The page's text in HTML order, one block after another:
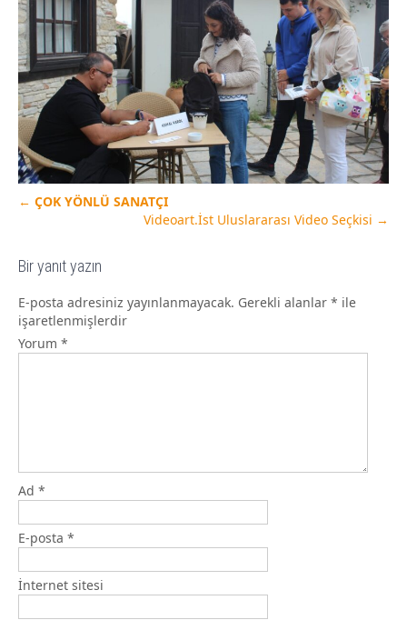
← ÇOK YÖNLÜ SANATÇI
Videoart.İst Uluslararası Video Seçkisi →
Bir yanıt yazın
E-posta adresiniz yayınlanmayacak. Gerekli alanlar * ile
işaretlenmişlerdir
Yorum *
Ad *
E-posta *
İnternet sitesi